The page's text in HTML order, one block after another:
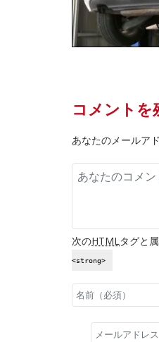
コメントを
あなたのメールア
次のHTML タグと
<strong>